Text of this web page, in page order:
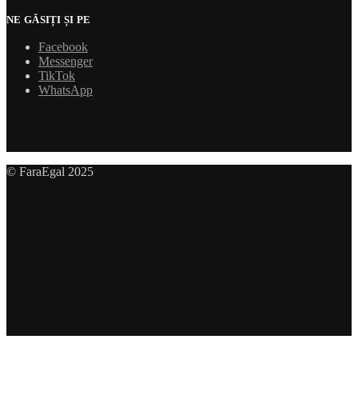
NE GĂSIȚI ȘI PE
Facebook
Messenger
TikTok
WhatsApp
© FaraEgal 2025